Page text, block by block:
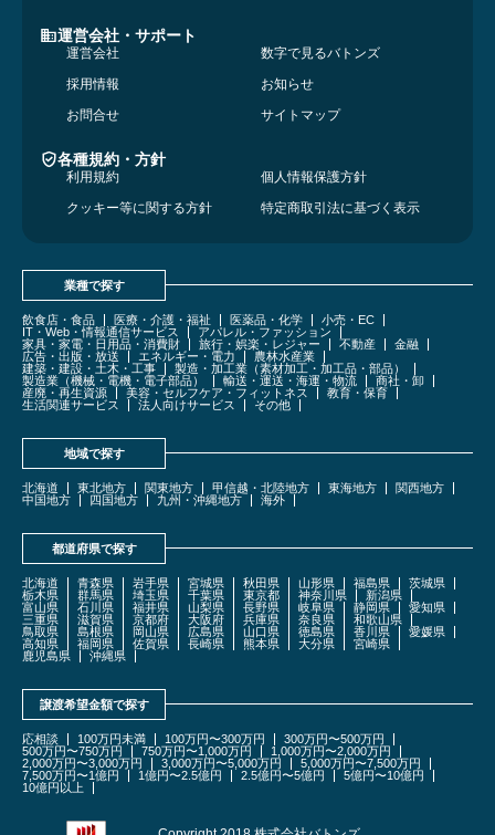
運営会社・サポート
運営会社
数字で見るバトンズ
採用情報
お知らせ
お問合せ
サイトマップ
各種規約・方針
利用規約
個人情報保護方針
クッキー等に関する方針
特定商取引法に基づく表示
業種で探す
飲食店・食品 医療・介護・福祉 医薬品・化学
小売・EC
IT・Web・情報通信サービス
アパレル・ファッション
家具・家電・日用品・消費財
旅行・娯楽・レジャー 不動産
金融
広告・出版・放送
エネルギー・電力
農林水産業
建築・建設・土木・工事
製造・加工業（素材加工・加工品・部品）
製造業（機械・電機・電子部品）
輸送・運送・海運・物流
商社・卸
産廃・再生資源
美容・セルフケア・フィットネス
教育・保育
生活関連サービス
法人向けサービス その他
地域で探す
北海道 東北地方 関東地方 甲信越・北陸地方 東海地方
関西地方
中国地方
四国地方 九州・沖縄地方 海外
都道府県で探す
北海道 青森県 岩手県 宮城県 秋田県 山形県 福島県
茨城県
栃木県
群馬県 埼玉県 千葉県 東京都 神奈川県
新潟県
富山県
石川県 福井県 山梨県 長野県 岐阜県 静岡県
愛知県
三重県
滋賀県 京都府 大阪府 兵庫県 奈良県
和歌山県
鳥取県
島根県 岡山県 広島県 山口県 徳島県 香川県
愛媛県
高知県
福岡県 佐賀県 長崎県 熊本県 大分県
宮崎県
鹿児島県
沖縄県
譲渡希望金額で探す
応相談 100万円未満 100万円〜300万円
300万円〜500万円
500万円〜750万円
750万円〜1,000万円
1,000万円〜2,000万円
2,000万円〜3,000万円
3,000万円〜5,000万円
5,000万円〜7,500万円
7,500万円〜1億円
1億円〜2.5億円 2.5億円〜5億円
5億円〜10億円
10億円以上